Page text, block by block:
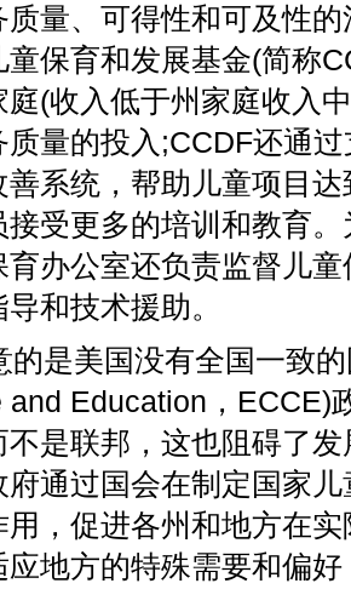
质量、可得性和可及性
保育和发展基金(简称
庭(收入低于州家庭收入
质量的投入;CCDF还通
善系统，帮助儿童项目
接受更多的培训和教育
育办公室还负责监督儿
和技术援助。
的是美国没有全国一致
and Education，ECCE)
不是联邦，这也阻碍了
府通过国会在制定国家
用，促进各州和地方在
应地方的特殊需要和偏